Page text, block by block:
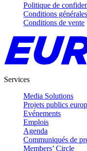
Politique de
Conditions générales
Conditions de vente
Services
Media Solutions
Projets publics
Evénements
Emplois
Agenda
Communiqués de
Members’ Circle